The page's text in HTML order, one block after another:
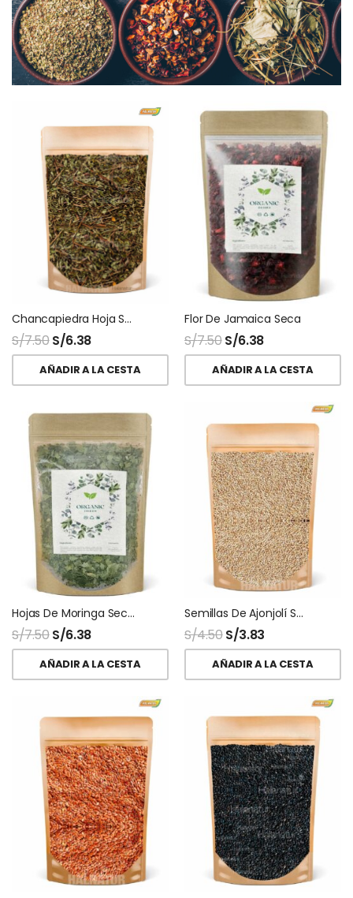
Chancapiedra Hoja Seca
S/7.50S/6.38
AÑADIR A LA CESTA
Flor De Jamaica Seca
S/7.50S/6.38
AÑADIR A LA CESTA
Hojas De Moringa Secas Deshidratadas
S/7.50S/6.38
AÑADIR A LA CESTA
Semillas De Ajonjolí Sésamo
S/4.50S/3.83
AÑADIR A LA CESTA